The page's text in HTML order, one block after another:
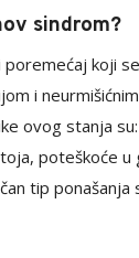
sindrom?
koji
i
ovog stanja
poteškoće u
tip ponašanja